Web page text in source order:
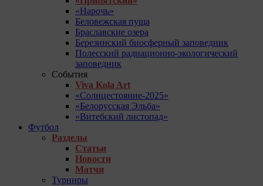
«Нарочь»
Беловежская пуща
Браславские озера
Березинский биосферный заповедник
Полесский радиационно-экологический
заповедник
События
Viva Kola Art
«Солнцестояние-2025»
«Белорусская Эльба»
«Витебский листопад»
Футбол
Разделы
Статьи
Новости
Матчи
Турниры